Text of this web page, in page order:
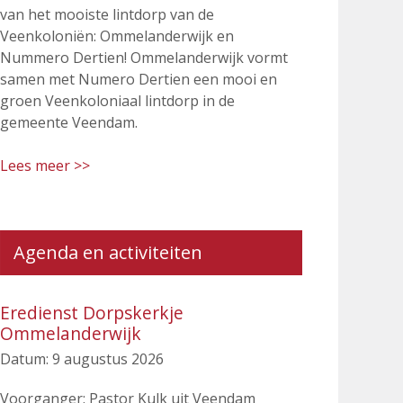
van het mooiste lintdorp van de
Veenkoloniën: Ommelanderwijk en
Nummero Dertien! Ommelanderwijk vormt
samen met Numero Dertien een mooi en
groen Veenkoloniaal lintdorp in de
gemeente Veendam.
Lees meer >>
Agenda en activiteiten
Eredienst Dorpskerkje
Ommelanderwijk
Datum: 9 augustus 2026
Voorganger: Pastor Kulk uit Veendam